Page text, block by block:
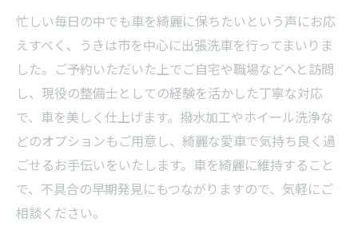
忙しい毎日の中でも車を綺麗に保ちたいという声にお応
えすべく、うきは市を中心に出張洗車を行ってまいりま
した。ご予約いただいた上でご自宅や職場などへと訪問
し、現役の整備士としての経験を活かした丁寧な対応
で、車を美しく仕上げます。撥水加工やホイール洗浄な
どのオプションもご用意し、綺麗な愛車で気持ち良く過
ごせるお手伝いをいたします。車を綺麗に維持すること
で、不具合の早期発見にもつながりますので、気軽にご
相談ください。